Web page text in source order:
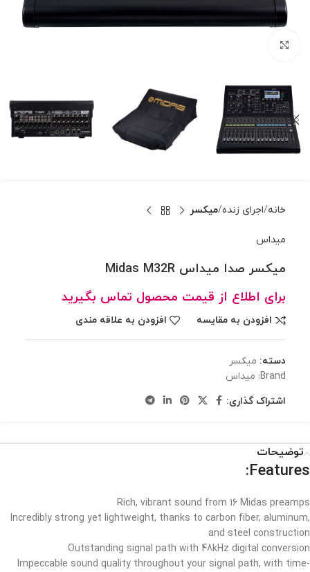
خانه اجرای زنده میکسر
میداس
میکسر صدا میداس Midas M32R
برای اطلاع از قیمت محصول تماس بگیرید
افزودن به مقایسه افزودن به علاقه مندی
دسته: میکسر
Brand: میداس
اشتراک گذاری:
توضیحات
Features:
Rich, vibrant sound from 16 Midas preamps
Incredibly strong yet lightweight, thanks to carbon fiber, aluminum,
and steel construction
Outstanding signal path with 48kHz digital conversion
Impeccable sound quality throughout your signal path, with time-